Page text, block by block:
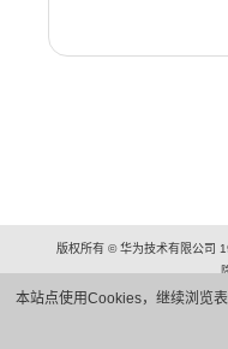
本站点使用Cookies，继续浏览
版权所有 © 华为技术有限公司